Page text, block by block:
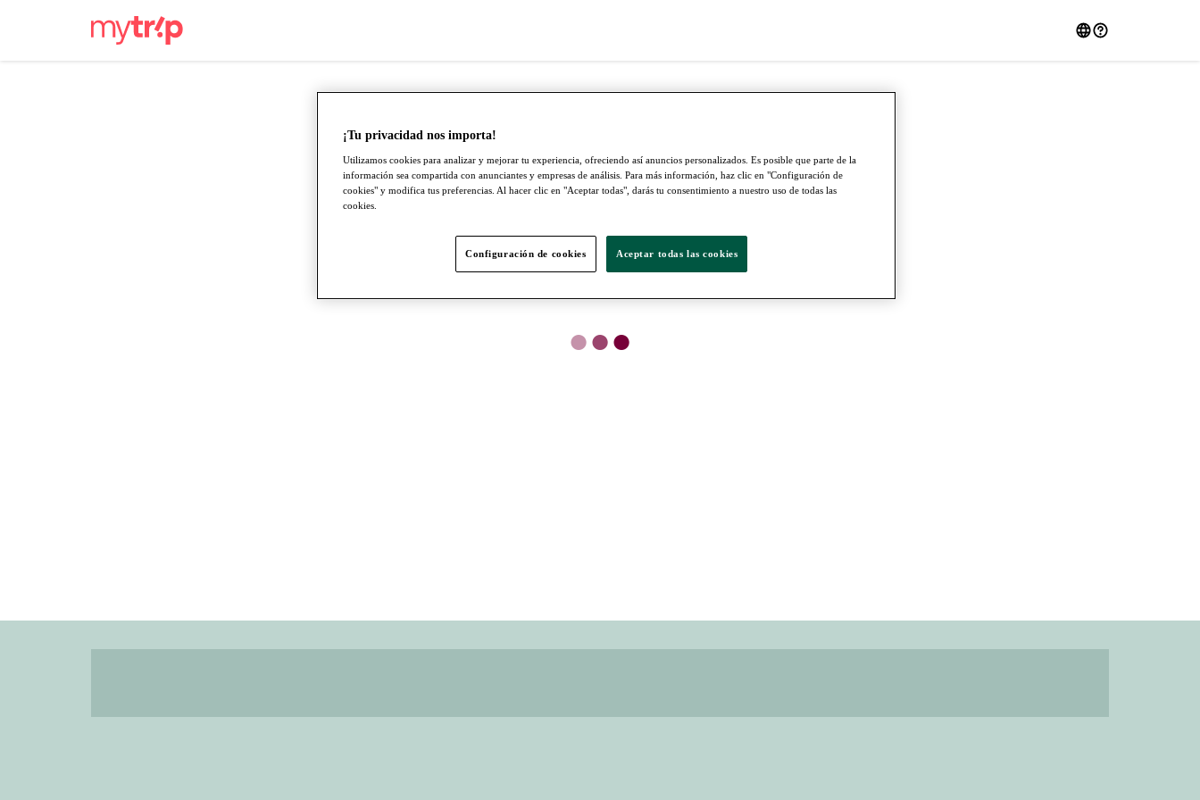
●●●
¡Tu privacidad nos importa!
Utilizamos cookies para analizar y mejorar tu experiencia, ofreciendo así anuncios personalizados. Es posible que parte de la
información sea compartida con anunciantes y empresas de análisis. Para más información, haz clic en "Configuración de
cookies" y modifica tus preferencias. Al hacer clic en "Aceptar todas", darás tu consentimiento a nuestro uso de todas las
cookies.
Configuración de cookies Aceptar todas las cookies